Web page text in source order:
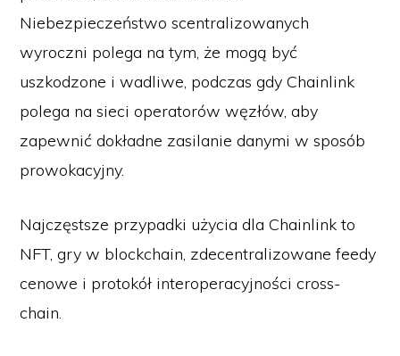
Niebezpieczeństwo scentralizowanych
wyroczni polega na tym, że mogą być
uszkodzone i wadliwe, podczas gdy Chainlink
polega na sieci operatorów węzłów, aby
zapewnić dokładne zasilanie danymi w sposób
prowokacyjny.
Najczęstsze przypadki użycia dla Chainlink to
NFT, gry w blockchain, zdecentralizowane feedy
cenowe i protokół interoperacyjności cross-
chain.